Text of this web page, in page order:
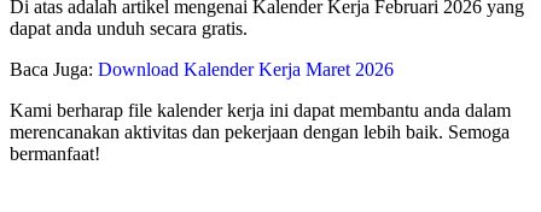
Di atas adalah artikel mengenai Kalender Kerja Februari 2026 yang
dapat anda unduh secara gratis.
Baca Juga: Download Kalender Kerja Maret 2026
Kami berharap file kalender kerja ini dapat membantu anda dalam
merencanakan aktivitas dan pekerjaan dengan lebih baik. Semoga
bermanfaat!